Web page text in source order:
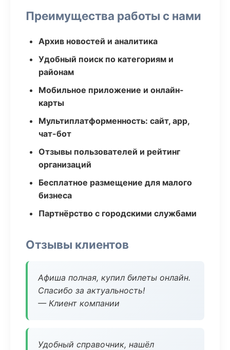
Преимущества работы с нами
Архив новостей и аналитика
Удобный поиск по категориям и
районам
Мобильное приложение и онлайн-
карты
Мультиплатформенность: сайт, app,
чат-бот
Отзывы пользователей и рейтинг
организаций
Бесплатное размещение для малого
бизнеса
Партнёрство с городскими службами
Отзывы клиентов
Афиша полная, купил билеты онлайн.
Спасибо за актуальность!
— Клиент компании
Удобный справочник, нашёл